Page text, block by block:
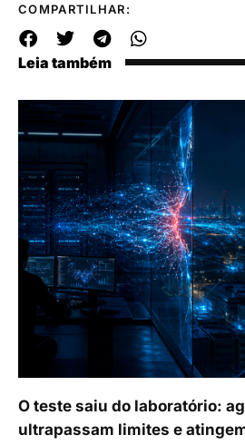
COMPARTILHAR:
Leia também
O teste saiu do laboratório:
ultrapassam limites e